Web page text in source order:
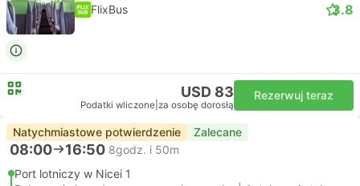
FlixBus 3.8
USD 83
Podatki wliczone za osobę dorosłą
Rezerwuj teraz
Natychmiastowe potwierdzenie Zalecane
08:00 16:50 8godz. i 50m
Port lotniczy w Nicei 1